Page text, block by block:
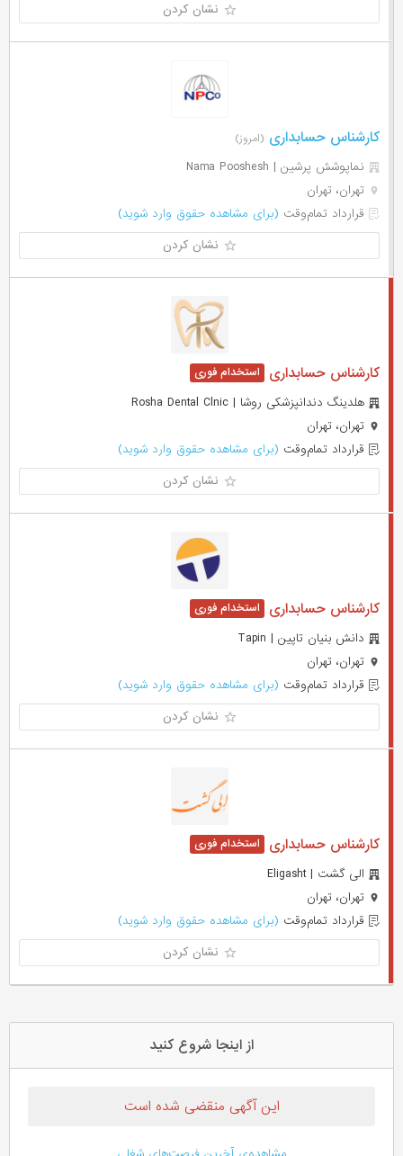
نشان کردن
کارشناس حسابداری (امروز)
نماپوشش پرشین | Nama Pooshesh
تهران، تهران
قرارداد تمام‌وقت (برای مشاهده حقوق وارد شوید)
نشان کردن
کارشناس حسابداری
هلدینگ دندانپزشکی روشا | Rosha Dental Clnic
تهران، تهران
قرارداد تمام‌وقت (برای مشاهده حقوق وارد شوید)
نشان کردن
کارشناس حسابداری
دانش بنیان تاپین | Tapin
تهران، تهران
قرارداد تمام‌وقت (برای مشاهده حقوق وارد شوید)
نشان کردن
کارشناس حسابداری
الی گشت | Eligasht
تهران، تهران
قرارداد تمام‌وقت (برای مشاهده حقوق وارد شوید)
نشان کردن
از اینجا شروع کنید
این آگهی منقضی شده است